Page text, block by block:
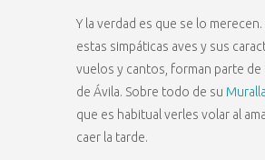
Y la verdad es que se lo
estas simpáticas aves y sus
vuelos y cantos, forman parte de
de Ávila. Sobre todo de su Muralla
que es habitual verles volar al
caer la tarde.